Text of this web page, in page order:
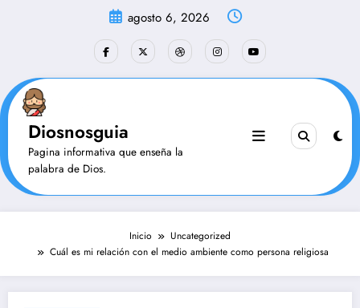
agosto 6, 2026
Diosnosguia
Pagina informativa que enseña la
palabra de Dios.
Inicio
Uncategorized
Cuál es mi relación con el medio ambiente como persona religiosa